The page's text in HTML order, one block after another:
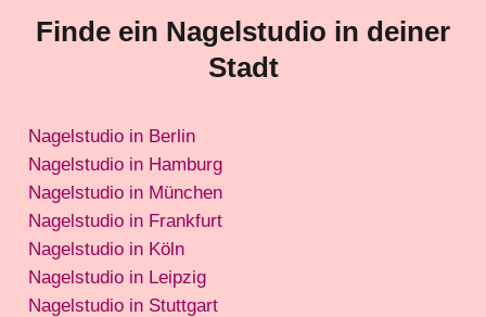
Finde ein Nagelstudio in deiner
Stadt
Nagelstudio in Berlin
Nagelstudio in Hamburg
Nagelstudio in München
Nagelstudio in Frankfurt
Nagelstudio in Köln
Nagelstudio in Leipzig
Nagelstudio in Stuttgart